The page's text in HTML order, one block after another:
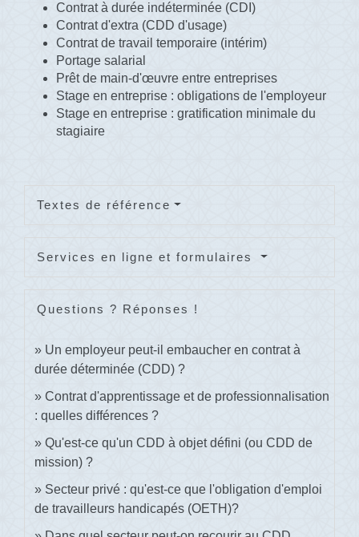
Contrat à durée indéterminée (CDI)
Contrat d'extra (CDD d'usage)
Contrat de travail temporaire (intérim)
Portage salarial
Prêt de main-d'œuvre entre entreprises
Stage en entreprise : obligations de l'employeur
Stage en entreprise : gratification minimale du
stagiaire
Textes de référence
Services en ligne et formulaires
Questions ? Réponses !
Un employeur peut-il embaucher en contrat à
durée déterminée (CDD) ?
Contrat d'apprentissage et de professionnalisation
: quelles différences ?
Qu'est-ce qu'un CDD à objet défini (ou CDD de
mission) ?
Secteur privé : qu'est-ce que l'obligation d'emploi
de travailleurs handicapés (OETH)?